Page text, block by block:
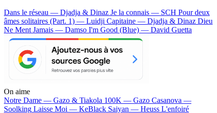
Dans le réseau — Djadja & Dinaz Je la connais — SCH Pour deux
âmes solitaires (Part. 1) — Luidji Capitaine — Djadja & Dinaz Dieu
Ne Ment Jamais — Damso I'm Good (Blue) — David Guetta
On aime
Notre Dame — Gazo & Tiakola 100K — Gazo Casanova —
Soolking Laisse Moi — KeBlack Saiyan — Heuss L'enfoiré